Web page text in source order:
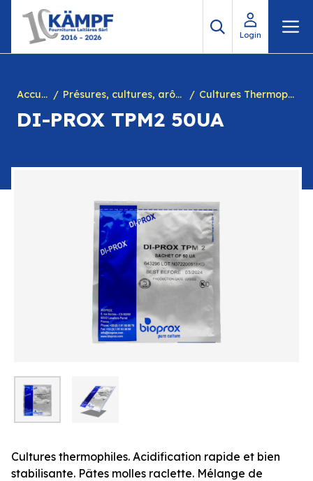
contenu
Login
Accueil Présures, cultures, arôme à yogourt, marques, chiffres en caséine et divers Cultures Thermophiles
DI-PROX TPM2 50UA
Cultures thermophiles. Acidification rapide et bien
stabilisante. Pâtes molles raclette. Mélange de